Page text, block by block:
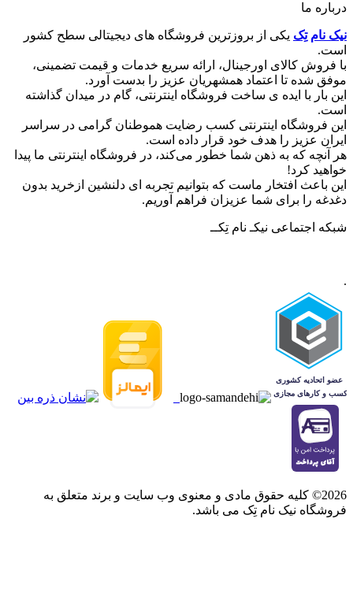
درباره ما
نیک نام تِک یکی از بروزترین فروشگاه های دیجیتالی سطح کشور
است.
با فروش کالای اورجینال، ارائه سریع خدمات و قیمت تضمینی،
موفق شده تا اعتماد همشهریان عزیز را بدست آورد.
این بار با ایده ی ساخت فروشگاه اینترنتی، گام در میدان گذاشته
است.
این فروشگاه اینترنتی کسب رضایت هموطنان گرامی در سراسر
ایران عزیز را هدف خود قرار داده است.
هر آنچه که به ذهن شما خطور می‌کند، در فروشگاه اینترنتی ما پیدا
خواهید کرد!
این باعث افتخار ماست که بتوانیم تجربه ای دلنشین ازخرید بدون
دغدغه را برای شما عزیزان فراهم آوریم.
شبکه‌ اجتماعی نیکـ نام تِکــ
.
2026© کلیه حقوق مادی و معنوی وب سایت و برند متعلق به
فروشگاه نیک نام تِک می باشد.